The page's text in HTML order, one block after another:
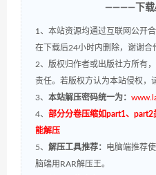
————下
1、本站资源均通过互联网公开
在下载后24小时内删除，谢谢合
2、版权归作者或出版社方所有
责任。若版权方认为本站侵权，
3、 本站解压密码统一为：
4、 部分分卷压缩如part1、
能解压
5、 解压工具推荐： 电脑端推荐
脑端用RAR解压王。